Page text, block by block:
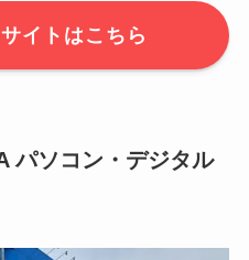
イトはこちら
パソコン・デジタル